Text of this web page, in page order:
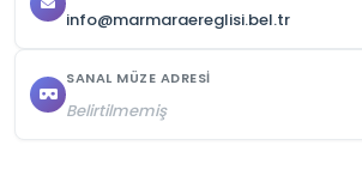
info@marmaraereglisi.bel.tr
SANAL MÜZE ADRESI
Belirtilmemiş